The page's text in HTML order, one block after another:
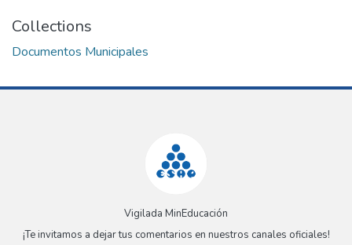
Collections
Documentos Municipales
Vigilada MinEducación
¡Te invitamos a dejar tus comentarios en nuestros canales oficiales!